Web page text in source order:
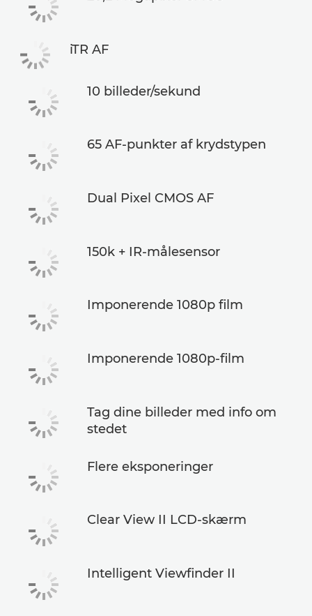
iTR AF
10 billeder/sekund
65 AF-punkter af krydstypen
Dual Pixel CMOS AF
150k + IR-målesensor
Imponerende 1080p film
Imponerende 1080p-film
Tag dine billeder med info om
stedet
Flere eksponeringer
Clear View II LCD-skærm
Intelligent Viewfinder II